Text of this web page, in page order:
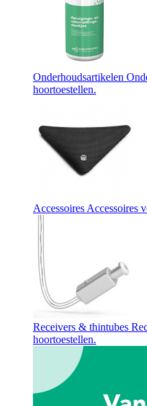
Onderhoudsartikelen
hoortoestellen.
AccessoiresAccessoires
Receivers & thintubes
hoortoestellen.